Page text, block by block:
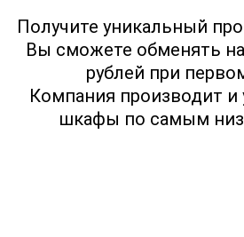
Получите уникальный
Вы сможете обменять
рублей при
Компания производит и
шкафы по самым